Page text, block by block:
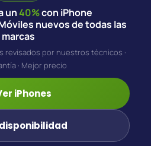
un40%con iPhone
nuevos de todas las
marcas
revisados por nuestros técnicos ·
· Mejor precio
iPhones
disponibilidad